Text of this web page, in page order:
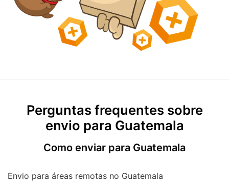
Perguntas frequentes sobre
envio para Guatemala
Como enviar para Guatemala
Envio para áreas remotas no Guatemala